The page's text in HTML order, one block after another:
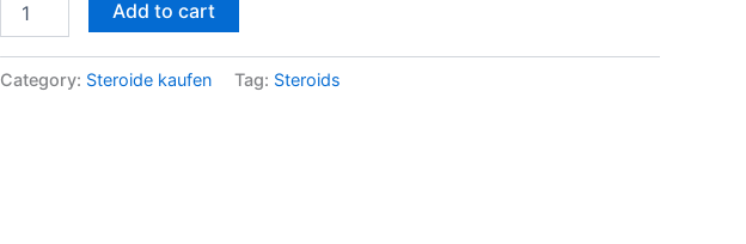
Add to cart
Category: Steroide kaufen Tag: Steroids